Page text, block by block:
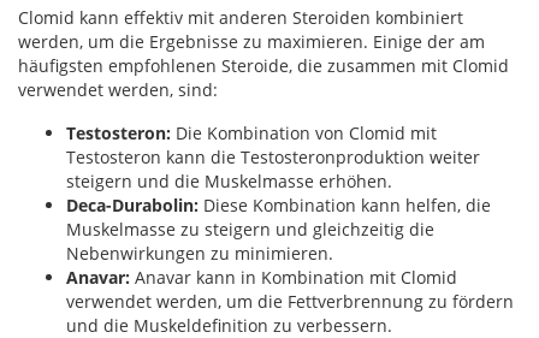
Clomid kann effektiv mit anderen Steroiden kombiniert
werden, um die Ergebnisse zu maximieren. Einige der am
häufigsten empfohlenen Steroide, die zusammen mit Clomid
verwendet werden, sind:
Testosteron: Die Kombination von Clomid mit
Testosteron kann die Testosteronproduktion weiter
steigern und die Muskelmasse erhöhen.
Deca-Durabolin: Diese Kombination kann helfen, die
Muskelmasse zu steigern und gleichzeitig die
Nebenwirkungen zu minimieren.
Anavar: Anavar kann in Kombination mit Clomid
verwendet werden, um die Fettverbrennung zu fördern
und die Muskeldefinition zu verbessern.